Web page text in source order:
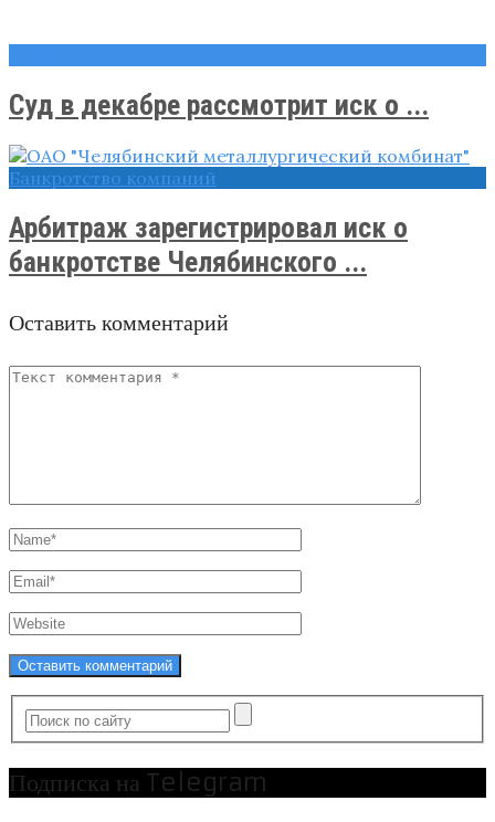
Суд в декабре рассмотрит иск о ...
Банкротство компаний
Арбитраж зарегистрировал иск о
банкротстве Челябинского ...
Оставить комментарий
Подписка на Telegram